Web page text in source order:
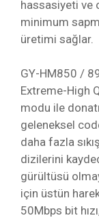
hassasiyeti ve
minimum
üretimi sağlar.
GY-HM850 /
Extreme-High
modu ile
geleneksel
daha fazla
dizilerini
gürültüsü
için üstün
50Mbps bit